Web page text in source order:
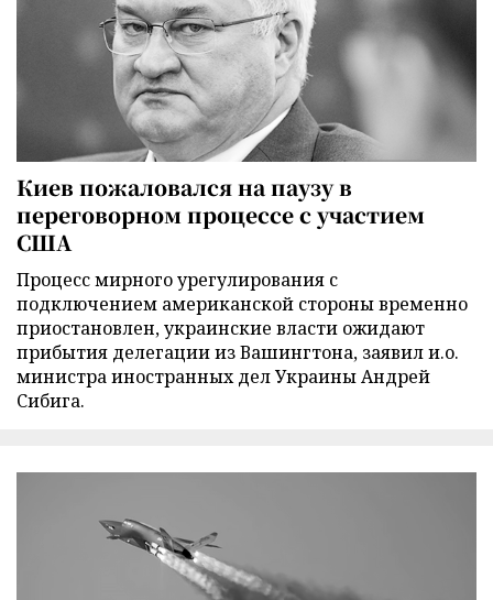
Киев пожаловался на паузу в
переговорном процессе с участием
США
Процесс мирного урегулирования с
подключением американской стороны временно
приостановлен, украинские власти ожидают
прибытия делегации из Вашингтона, заявил и.о.
министра иностранных дел Украины Андрей
Сибига.